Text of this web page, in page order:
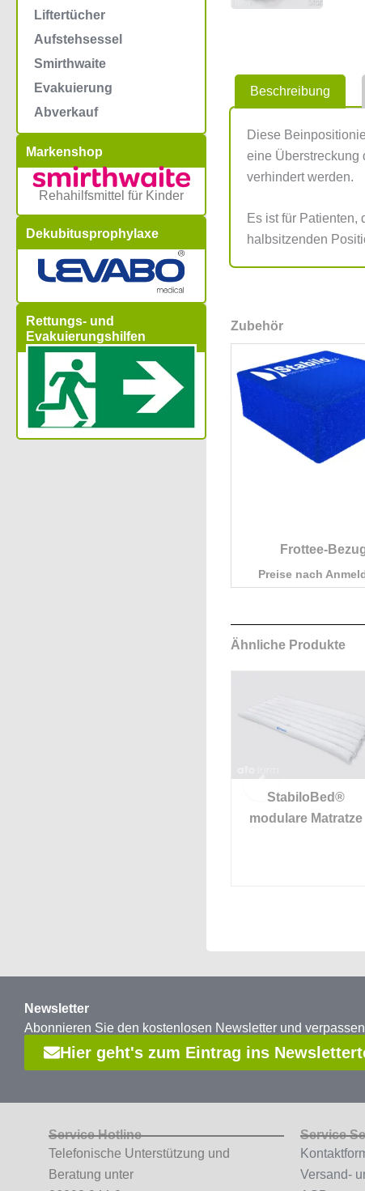
Liftertücher
Aufstehsessel
Smirthwaite
Evakuierung
Abverkauf
Markenshop
Rehahilfsmittel für Kinder
Dekubitusprophylaxe
Rettungs- und
Evakuierungshilfen
Beschreibung
Diese
eine Überstreckung
verhindert werden.
Es ist für
halbsitzenden
Zubehör
Frottee-
Preise nach
Ähnliche Produkte
StabiloBed®
modulare Matratze
Newsletter
Abonnieren Sie den kostenlosen Newsletter und
Hier geht's zum Eintrag ins
Service Hotline
Telefonische Unterstützung und
Beratung unter
Service
Versand-